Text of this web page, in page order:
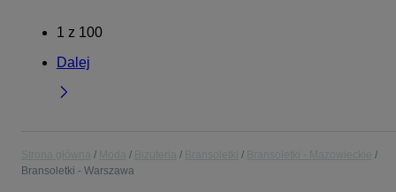
1 z 100
Dalej
Bransoletki - Warszawa